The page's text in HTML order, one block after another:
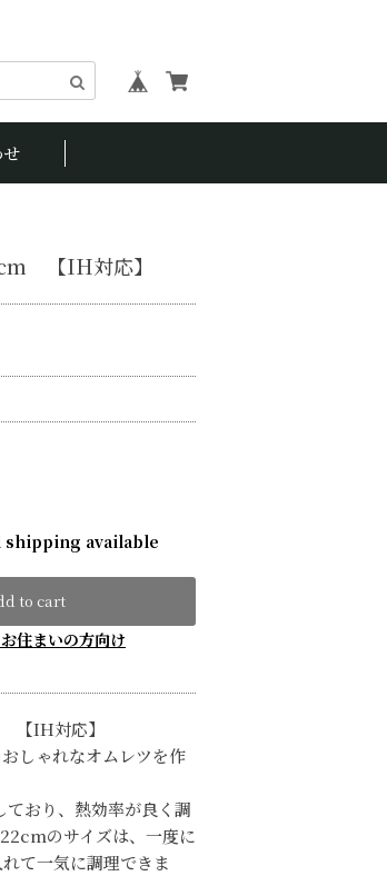
【IH対応】
available
to cart
住まいの方向け
IH対応】
しゃれなオムレツを作
おり、熱効率が良く調
のサイズは、一度に
て一気に調理できま